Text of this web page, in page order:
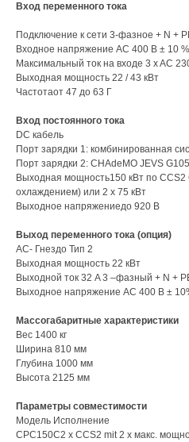
Вход переменного тока
Подключение к сети 3-фазное + N +
Входное напряжение AC 400 В ± 10 %
Максимальный ток на входе 3 x AC
Выходная мощность 22 / 43 кВт
Частотаот 47 до 63 Г
Вход постоянного тока
DC кабель
Порт зарядки 1: комбинированная
Порт зарядки 2: CHAdeMO JEVS G105
Выходная мощность150 кВт по
охлаждением) или 2 x 75 кВт
Выходное напряжениедо 920 В
Выход переменного тока (опция)
AC- Гнездо Тип 2
Выходная мощность 22 кВт
Выходной ток 32 A 3 –фазный + N +
Выходное напряжение AC 400 B ±
Массогабаритные характеристики
Вес 1400 кг
Ширина 810 мм
Глубина 1000 мм
Высота 2125 мм
Параметры совместимости
Модель Исполнение
CPC150C2 x CCS2 mit 2 x макс.